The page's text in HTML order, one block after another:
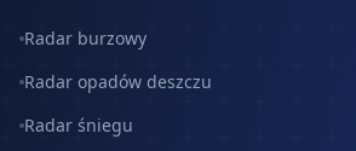
Radar burzowy
Radar opadów deszczu
Radar śniegu